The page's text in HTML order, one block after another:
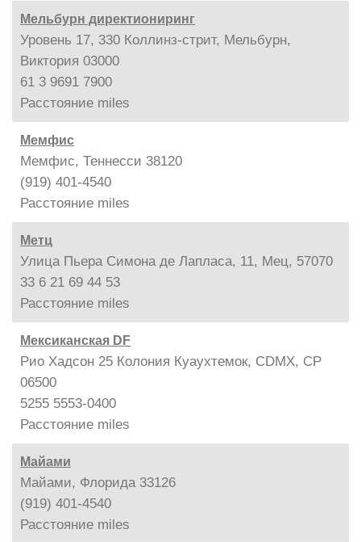
Мельбурн директиониринг
Уровень 17, 330 Коллинз-стрит, Мельбурн,
Виктория 03000
61 3 9691 7900
Расстояние miles
Мемфис
Мемфис, Теннесси 38120
(919) 401-4540
Расстояние miles
Метц
Улица Пьера Симона де Лапласа, 11, Мец, 57070
33 6 21 69 44 53
Расстояние miles
Мексиканская DF
Рио Хадсон 25 Колония Куаухтемок, CDMX, CP
06500
5255 5553-0400
Расстояние miles
Майами
Майами, Флорида 33126
(919) 401-4540
Расстояние miles